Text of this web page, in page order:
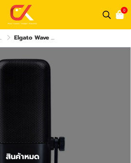
0
Elgato Wave 1 Microphone ไมโครโฟน
สินค้าหมด